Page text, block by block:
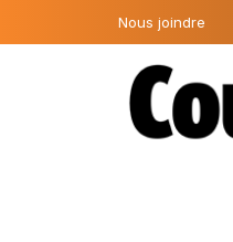
Nous joindre